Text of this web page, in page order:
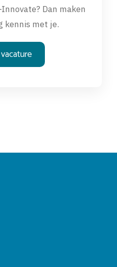
Dan maken
kennis met je.